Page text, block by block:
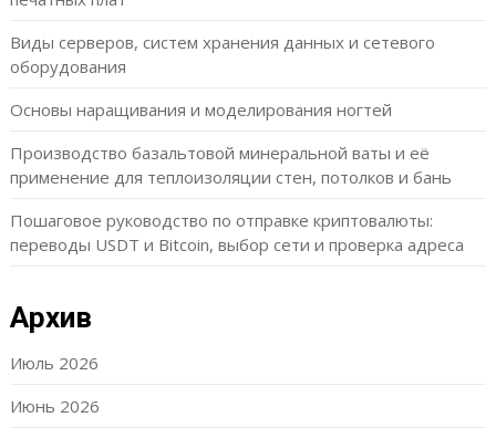
Виды серверов, систем хранения данных и сетевого
оборудования
Основы наращивания и моделирования ногтей
Производство базальтовой минеральной ваты и её
применение для теплоизоляции стен, потолков и бань
Пошаговое руководство по отправке криптовалюты:
переводы USDT и Bitcoin, выбор сети и проверка адреса
Архив
Июль 2026
Июнь 2026